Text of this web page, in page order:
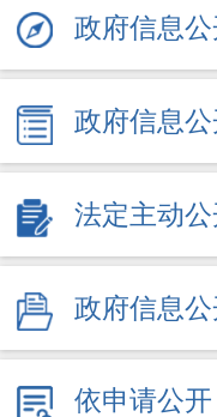
政府信息
政府信息
法定主动
政府信息
依申请公开